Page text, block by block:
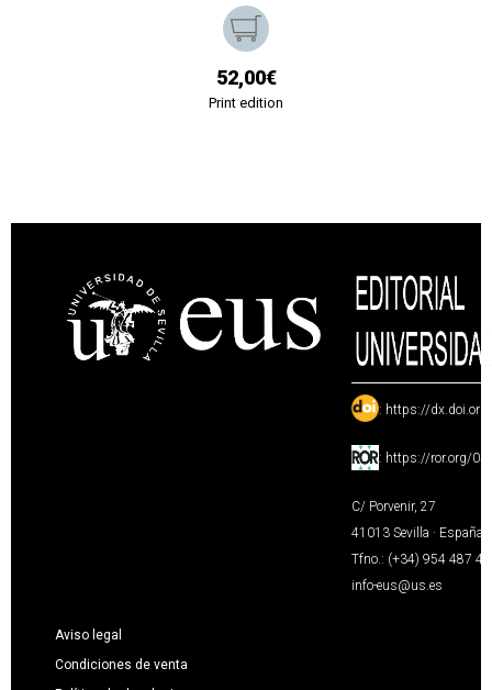
52,00€
Print edition
: https://
: https://ror.org/
C/ Porvenir, 27
41013 Sevilla · España
Tfno.: (+34) 954 487
info-eus@us.es
Aviso legal
Condiciones de venta